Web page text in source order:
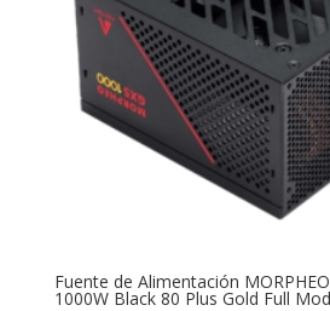
Fuente de Alimentación MORPHEO
1000W Black 80 Plus Gold Full